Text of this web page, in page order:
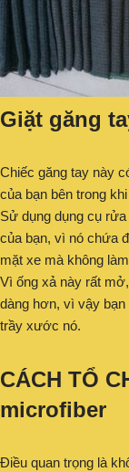
Giặt găng
Chiếc găng tay này
của bạn bên trong khi
Sử dụng dụng cụ
của bạn, vì nó chứa
mặt xe mà không
Vì ống xả này rất
dàng hơn, vì vậy
trầy xước nó.
CÁCH TỔ
microfiber
Điều quan trọng là